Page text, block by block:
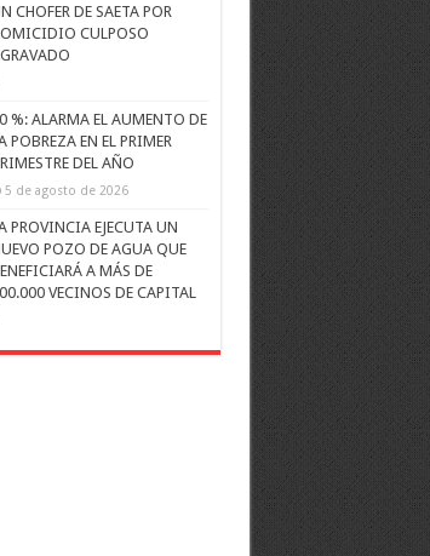
CHOFER DE SAETA POR
CULPOSO
%: ALARMA EL AUMENTO DE
POBREZA EN EL PRIMER
DEL AÑO
5 de agosto de 2026
PROVINCIA EJECUTA UN
POZO DE AGUA QUE
A MÁS DE
VECINOS DE CAPITAL